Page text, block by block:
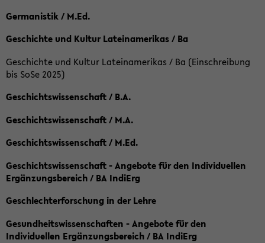
Germanistik / M.Ed.
Geschichte und Kultur Lateinamerikas / Ba
Geschichte und Kultur Lateinamerikas / Ba (Einschreibung
bis SoSe 2025)
Geschichtswissenschaft / B.A.
Geschichtswissenschaft / M.A.
Geschichtswissenschaft / M.Ed.
Geschichtswissenschaft - Angebote für den Individuellen
Ergänzungsbereich / BA IndiErg
Geschlechterforschung in der Lehre
Gesundheitswissenschaften - Angebote für den
Individuellen Ergänzungsbereich / BA IndiErg